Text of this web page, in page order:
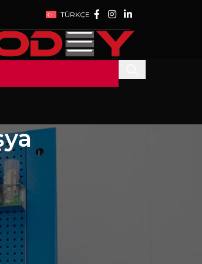
TÜRKÇE
WE ARE AT WIN
EURASIA 2023
EXHIBITION
27 Temmuz 2023
Comment